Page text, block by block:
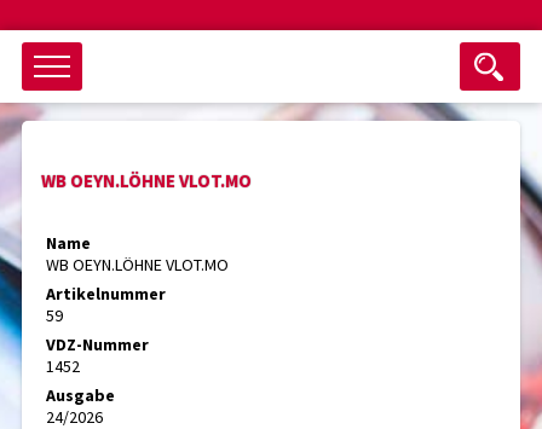
Objektsuche
als ganzes Wort suchen
nur Titel im Angebot
WB OEYN.LÖHNE VLOT.MO
Name
WB OEYN.LÖHNE VLOT.MO
Artikelnummer
59
VDZ-Nummer
1452
Ausgabe
24/2026